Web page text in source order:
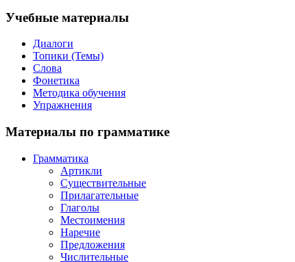
Учебные материалы
Диалоги
Топики (Темы)
Слова
Фонетика
Методика обучения
Упражнения
Материалы по грамматике
Грамматика
Артикли
Существительные
Прилагательные
Глаголы
Местоимения
Наречие
Предложения
Числительные